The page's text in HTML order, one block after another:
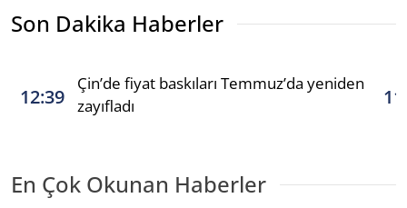
Son Dakika Haberler
12:39
Çin’de fiyat baskıları Temmuz’da yeniden
zayıfladı
En Çok Okunan Haberler